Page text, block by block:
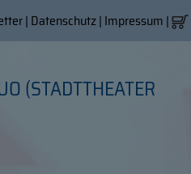
| Datenschutz| Impressum |
(STADTTHEATER